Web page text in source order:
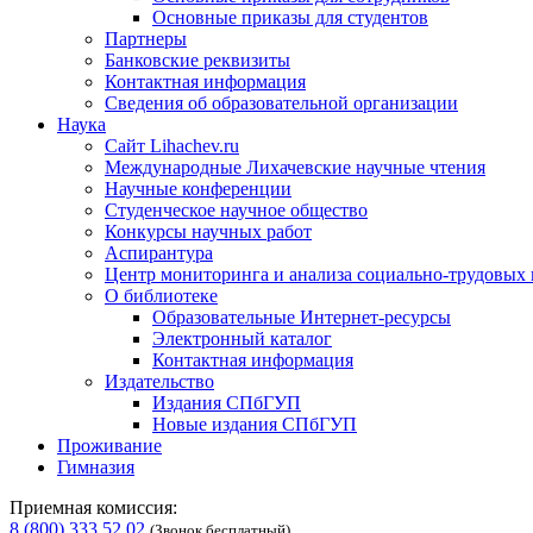
Основные приказы для студентов
Партнеры
Банковские реквизиты
Контактная информация
Сведения об образовательной организации
Наука
Сайт Lihachev.ru
Международные Лихачевские научные чтения
Научные конференции
Студенческое научное общество
Конкурсы научных работ
Аспирантура
Центр мониторинга и анализа социально-трудовых
О библиотеке
Образовательные Интернет-ресурсы
Электронный каталог
Контактная информация
Издательство
Издания СПбГУП
Новые издания СПбГУП
Проживание
Гимназия
Приемная комиссия:
8 (800) 333 52 02